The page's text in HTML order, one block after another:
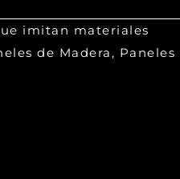
imitan materiales
de Madera, Paneles